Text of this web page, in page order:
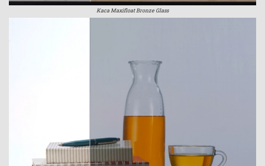
Kaca Maxifloat Bronze Glass